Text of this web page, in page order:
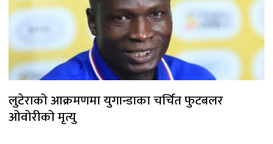
लुटेराको आक्रमणमा युगान्डाका चर्चित फुटबलर
ओवोरीको मृत्यु